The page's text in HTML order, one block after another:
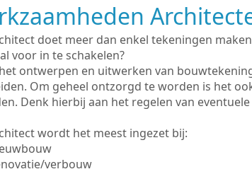
doet meer dan enkel tekeningen
voor in te schakelen?
ontwerpen en uitwerken van
Om geheel ontzorgd te worden is het
Denk hierbij aan het regelen van
wordt het meest ingezet bij:
verbouw